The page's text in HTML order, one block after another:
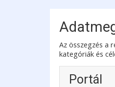
Az összegzés a
kategóriák és
Portál